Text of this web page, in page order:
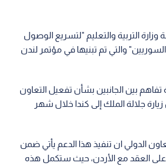
التربية والتعليم "لتسريع الوصول
والتي تم تبنيها في مؤتمر لندن
بين الجانبين بشأن تفعيل التعاون
زيارة جلالة الملك إلى كندا خلال شهر
الدولي ان تنفيذ هذا الدعم يأتي ضمن
على العقد مع الأردن، حيث ستكمل هذه